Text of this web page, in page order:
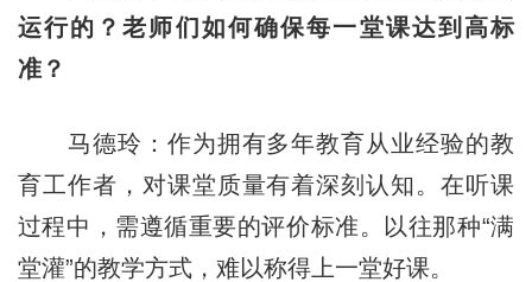
运行的？老师们如何确保每一堂课达到高标
准？
马德玲：作为拥有多年教育从业经验的教
育工作者，对课堂质量有着深刻认知。在听课
过程中，需遵循重要的评价标准。以往那种“满
堂灌”的教学方式，难以称得上一堂好课。